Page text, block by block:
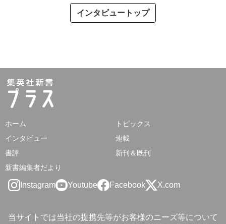
インタビュートップ
ホーム
トピックス
インタビュー
連載
書評
新刊＆既刊
新書編集者だより
Instagram Youtube Facebook X.com
当サイトでは当社の提携先等がお客様のニーズ等について